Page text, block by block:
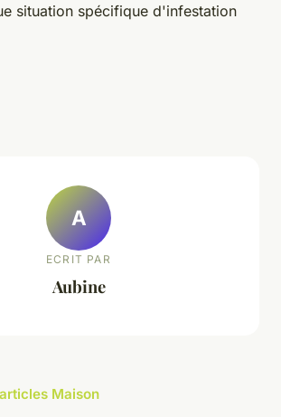
situation spécifique d'infestation
A
ECRIT PAR
Aubine
Maison